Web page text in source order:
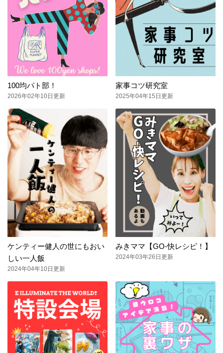
100均パト部！
2026年02年10日更新
家事コツ研究室
2025年04年15日更新
ケンティー健人の世にもおい
しい一人飯
2024年04年10日更新
みきママ【GO-快レシピ！】
2024年03年26日更新